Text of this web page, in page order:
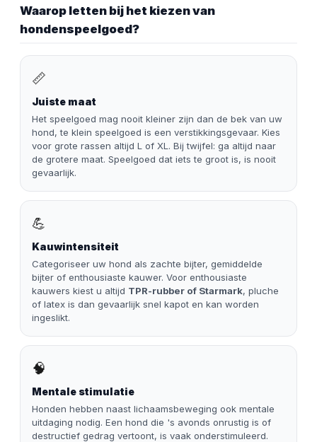
Waarop letten bij het kiezen van
hondenspeelgoed?
📏
Juiste maat
Het speelgoed mag nooit kleiner zijn dan de bek van uw
hond, te klein speelgoed is een verstikkingsgevaar. Kies
voor grote rassen altijd L of XL. Bij twijfel: ga altijd naar
de grotere maat. Speelgoed dat iets te groot is, is nooit
gevaarlijk.
💪
Kauwintensiteit
Categoriseer uw hond als zachte bijter, gemiddelde
bijter of enthousiaste kauwer. Voor enthousiaste
kauwers kiest u altijd TPR-rubber of Starmark, pluche
of latex is dan gevaarlijk snel kapot en kan worden
ingeslikt.
🧠
Mentale stimulatie
Honden hebben naast lichaamsbeweging ook mentale
uitdaging nodig. Een hond die 's avonds onrustig is of
destructief gedrag vertoont, is vaak onderstimuleerd.